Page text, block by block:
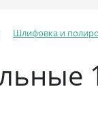
Шлифовка и